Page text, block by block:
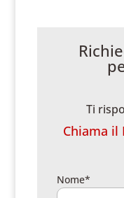
Ti
Chiama il
Nome*